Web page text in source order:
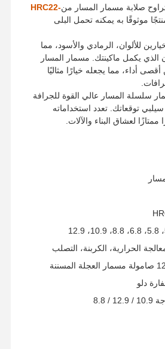
HRC22-
موثوقًا به يمكنه تحمل البلى
للألوان، الرمادي والأسود، مما
الذي يكمل ماكينتك. مسمار المسار
أداء، مما يجعله خيارًا مثاليًا
سلسلة المسار عالي القوة للجرافة
سيلبي توقعاتك. تعدد استخداماته
ممتازًا لعشاق البناء والآلات.
الحرارية، الكربنة، التصلب
دلو
/ 8.8